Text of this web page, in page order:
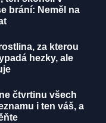
brání: Neměl na
za kterou
hezky, ale
čtvrtinu všech
i ten váš, a